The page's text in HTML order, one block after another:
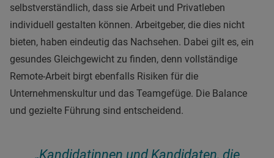
selbstverständlich, dass sie Arbeit und Privatleben
individuell gestalten können. Arbeitgeber, die dies nicht
bieten, haben eindeutig das Nachsehen. Dabei gilt es, ein
gesundes Gleichgewicht zu finden, denn vollständige
Remote-Arbeit birgt ebenfalls Risiken für die
Unternehmenskultur und das Teamgefüge. Die Balance
und gezielte Führung sind entscheidend.
„Kandidatinnen und Kandidaten, die